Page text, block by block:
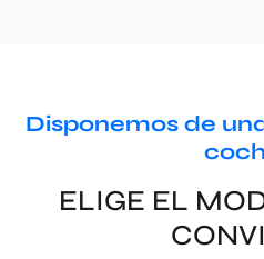
Disponemos de
ELIGE EL